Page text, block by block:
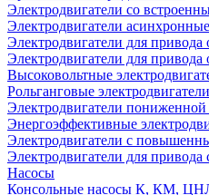
Электродвигатели со
Электродвигатели
Электродвигатели для
Электродвигатели для
Высоковольтные
Рольганговые электродвигатели
Электродвигатели
Энергоэффективные
Электродвигатели с
Электродвигатели для привода
Насосы
Консольные насосы К, КМ,